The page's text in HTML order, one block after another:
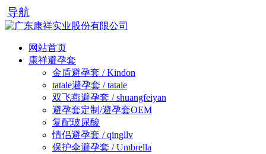
导航
网站首页
康祥避孕套
金盾避孕套 / Kindon
tatale避孕套 / tatale
双飞燕避孕套 / shuangfeiyan
避孕套定制/避孕套OEM
复配玻尿酸
情侣避孕套 / qingllv
保护伞避孕套 / Umbrella